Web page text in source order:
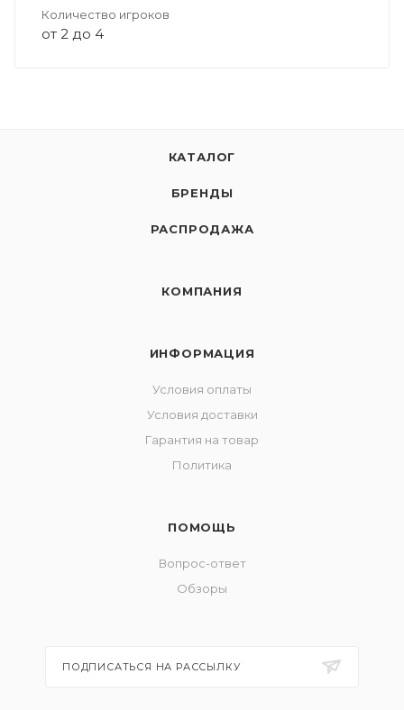
Количество игроков
от 2 до 4
КАТАЛОГ
БРЕНДЫ
РАСПРОДАЖА
КОМПАНИЯ
ИНФОРМАЦИЯ
Условия оплаты
Условия доставки
Гарантия на товар
Политика
ПОМОЩЬ
Вопрос-ответ
Обзоры
ПОДПИСАТЬСЯ НА РАССЫЛКУ